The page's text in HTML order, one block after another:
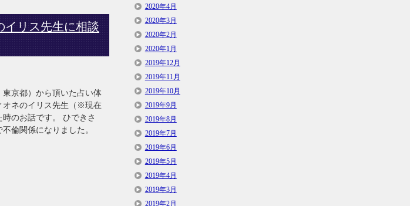
イリス先生に相談
京都）から頂いた占い体
オネのイリス先生（※現在
のお話です。 ひできさ
倫関係になりました。
2020年4月
2020年3月
2020年2月
2020年1月
2019年12月
2019年11月
2019年10月
2019年9月
2019年8月
2019年7月
2019年6月
2019年5月
2019年4月
2019年3月
2019年2月